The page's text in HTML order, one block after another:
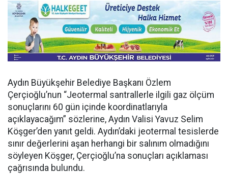
Aydın Büyükşehir Belediye Başkanı Özlem
Çerçioğlu’nun “Jeotermal santrallerle ilgili gaz ölçüm
sonuçlarını 60 gün içinde koordinatlarıyla
açıklayacağım” sözlerine, Aydın Valisi Yavuz Selim
Köşger’den yanıt geldi. Aydın’daki jeotermal tesislerde
sınır değerlerini aşan herhangi bir salınım olmadığını
söyleyen Köşger, Çerçioğlu’na sonuçları açıklaması
çağrısında bulundu.